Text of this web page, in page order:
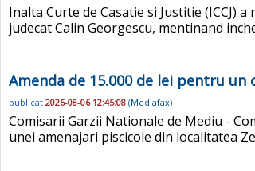
Inalta Curte de Casatie si Justitie
judecat Calin Georgescu, mentinand
Amenda de 15.000 de lei pentru
publicat 2026-08-06 12:45:08 (Mediafax)
Comisarii Garzii Nationale de Mediu -
unei amenajari piscicole din localitatea